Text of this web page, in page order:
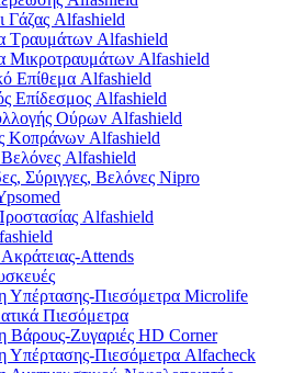
Γάζας Alfashield
Τραυμάτων Alfashield
Μικροτραυμάτων Alfashield
Eπίθεμα Alfashield
Επίδεσμος Alfashield
Ούρων Alfashield
Κοπράνων Alfashield
Βελόνες Alfashield
Σύριγγες, Βελόνες Nipro
Alfashield
Attends
Υπέρτασης-Πιεσόμετρα Microlife
Πιεσόμετρα
Βάρους-Ζυγαριές HD Corner
Υπέρτασης-Πιεσόμετρα Alfacheck